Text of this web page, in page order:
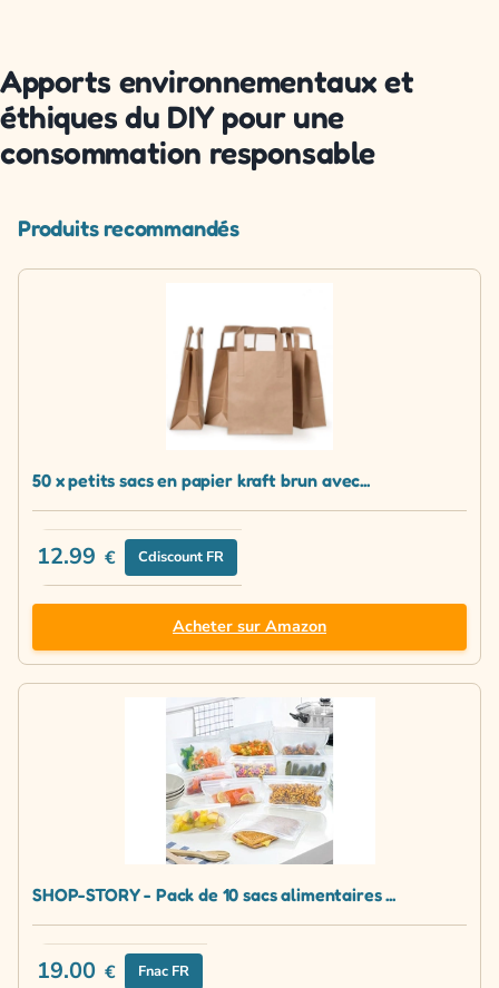
Apports environnementaux et
éthiques du DIY pour une
consommation responsable
Produits recommandés
50 x petits sacs en papier kraft brun avec...
12.99 € Cdiscount FR
Acheter sur Amazon
SHOP-STORY - Pack de 10 sacs alimentaires ...
19.00 € Fnac FR